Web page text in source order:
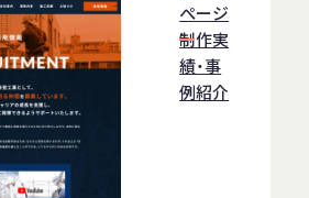
ぺージ
制作実
績・事
例紹介